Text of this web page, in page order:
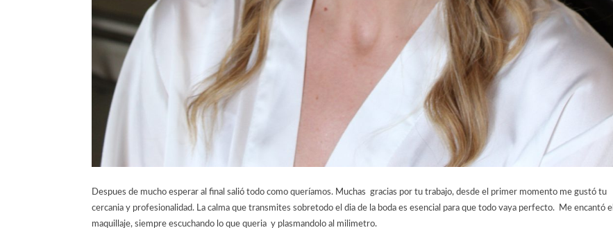
Despues de mucho esperar al final salió todo como queríamos. Muchas gracias por tu trabajo, desde el primer momento me gustó tu
cercania y profesionalidad. La calma que transmites sobretodo el dia de la boda es esencial para que todo vaya perfecto. Me encantó el
maquillaje, siempre escuchando lo que queria y plasmandolo al milimetro.